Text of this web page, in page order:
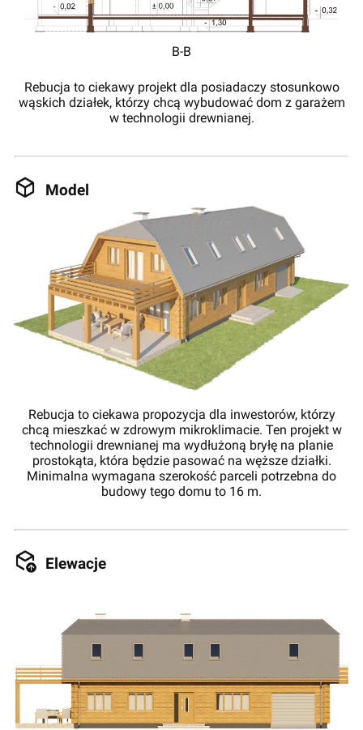
B-B
Rebucja to ciekawy projekt dla posiadaczy stosunkowo
wąskich działek, którzy chcą wybudować dom z garażem
w technologii drewnianej.
Model
Rebucja to ciekawa propozycja dla inwestorów, którzy
chcą mieszkać w zdrowym mikroklimacie. Ten projekt w
technologii drewnianej ma wydłużoną bryłę na planie
prostokąta, która będzie pasować na węższe działki.
Minimalna wymagana szerokość parceli potrzebna do
budowy tego domu to 16 m.
Elewacje